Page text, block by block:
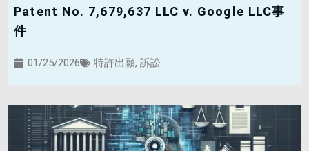
Patent No. 7,679,637 LLC v. Google LLC事
件
01/25/2026 特許出願, 訴訟